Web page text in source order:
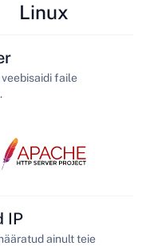
Linux
faile
IP
ainult teie